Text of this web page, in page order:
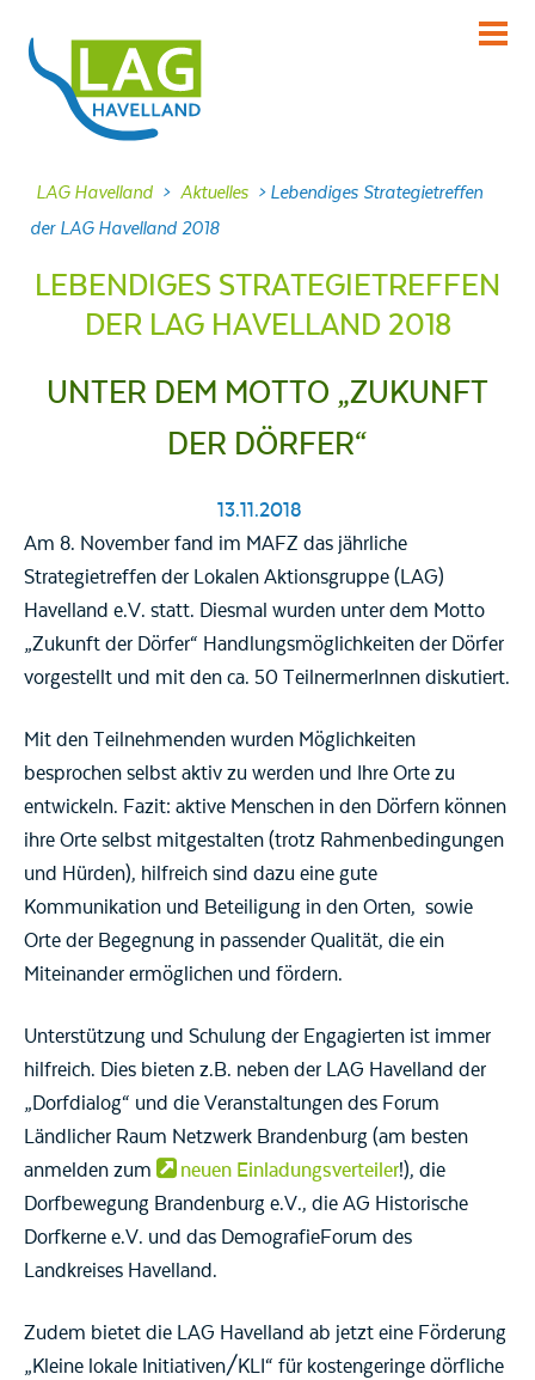
KENNENLERNEN
INFORMIEREN
Projekte
DABEI SEIN
Dokumente
Kontakt
LAG Havelland > Aktuelles > Lebendiges Strategietreffen
der LAG Havelland 2018
LEBENDIGES STRATEGIETREFFEN
DER LAG HAVELLAND 2018
UNTER DEM MOTTO „ZUKUNFT
DER DÖRFER“
13.11.2018
Am 8. November fand im MAFZ das jährliche
Strategietreffen der Lokalen Aktionsgruppe (LAG)
Havelland e.V. statt. Diesmal wurden unter dem Motto
„Zukunft der Dörfer“ Handlungsmöglichkeiten der Dörfer
vorgestellt und mit den ca. 50 TeilnermerInnen diskutiert.
Mit den Teilnehmenden wurden Möglichkeiten
besprochen selbst aktiv zu werden und Ihre Orte zu
entwickeln. Fazit: aktive Menschen in den Dörfern können
ihre Orte selbst mitgestalten (trotz Rahmenbedingungen
und Hürden), hilfreich sind dazu eine gute
Kommunikation und Beteiligung in den Orten, sowie
Orte der Begegnung in passender Qualität, die ein
Miteinander ermöglichen und fördern.
Unterstützung und Schulung der Engagierten ist immer
hilfreich. Dies bieten z.B. neben der LAG Havelland der
„Dorfdialog“ und die Veranstaltungen des Forum
Ländlicher Raum Netzwerk Brandenburg (am besten
anmelden zum
neuen Einladungsverteiler!), die
Dorfbewegung Brandenburg e.V., die AG Historische
Dorfkerne e.V. und das DemografieForum des
Landkreises Havelland.
Zudem bietet die LAG Havelland ab jetzt eine Förderung
„Kleine lokale Initiativen/KLI“ für kostengeringe dörfliche